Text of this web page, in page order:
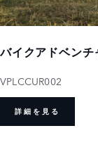
バイクアドベン
VPLCCUR002
詳細を見る